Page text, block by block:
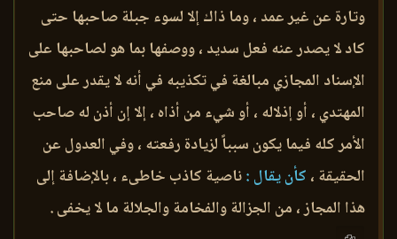
وتارة عن غير عمد ، وما ذاك إلا لسوء جبلة صاحبها حتى
كاد لا يصدر عنه فعل سديد ، ووصفها بما هو لصاحبها على
الإسناد المجازي مبالغة في تكذيبه في أنه لا يقدر على منع
المهتدي ، أو إذلاله ، أو شيء من أذاه ، إلا إن أذن له صاحب
الأمر كله فيما يكون سبباً لزيادة رفعته ، وفي العدول عن
الحقيقة ، كأن يقال :ناصية كاذب خاطىء ، بالإضافة إلى
هذا المجاز ، من الجزالة والفخامة والجلالة ما لا يخفى .